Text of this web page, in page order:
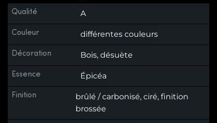
Qualité A
Couleur différentes couleurs
Décoration Bois, désuète
Essence Épicéa
Finition
brûlé / carbonisé, ciré, finition
brossée